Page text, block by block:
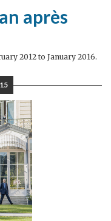
après
2012 to January 2016.